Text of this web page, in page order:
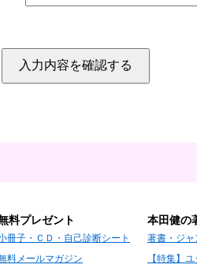
料プレゼント
冊子・ＣＤ・自己診断シート
料メールマガジン
本田健の
著書・ジャ
【特集】